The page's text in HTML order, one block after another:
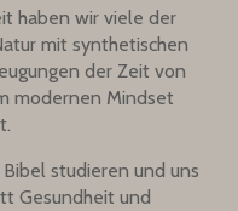
haben wir viele der
mit synthetischen
der Zeit von
modernen Mindset
studieren und uns
Gesundheit und